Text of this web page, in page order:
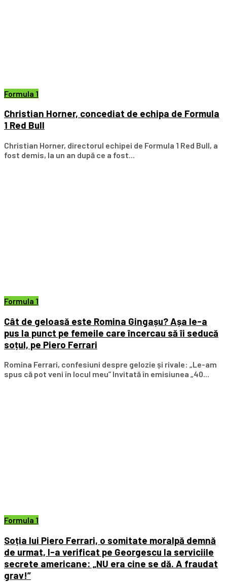
Formula 1
Christian Horner, concediat de echipa de Formula
1 Red Bull
Christian Horner, directorul echipei de Formula 1 Red Bull, a
fost demis, la un an după ce a fost...
Formula 1
Cât de geloasă este Romina Gingașu? Așa le-a
pus la punct pe femeile care încercau să îi seducă
soțul, pe Piero Ferrari
Romina Ferrari, confesiuni despre gelozie și rivale: „Le-am
spus că pot veni în locul meu” Invitată în emisiunea „40...
Formula 1
Soția lui Piero Ferrari, o somitate moralpă demnă
de urmat, l-a verificat pe Georgescu la serviciile
secrete americane: „NU era cine se dă. A fraudat
grav!”